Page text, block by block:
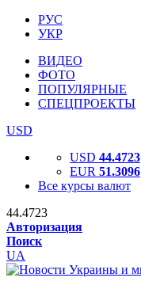
РУС
УКР
ВИДЕО
ФОТО
ПОПУЛЯРНЫЕ
СПЕЦПРОЕКТЫ
USD
USD 44.4723
EUR 51.3096
Все курсы валют
44.4723
Авторизация
Поиск
UA